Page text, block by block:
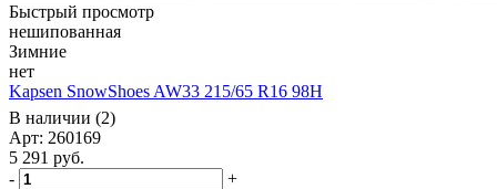
Быстрый просмотр
нешипованная
Зимние
нет
Kapsen SnowShoes AW33 215/65 R16 98H
В наличии (2)
Арт: 260169
5 291 руб.
-
+